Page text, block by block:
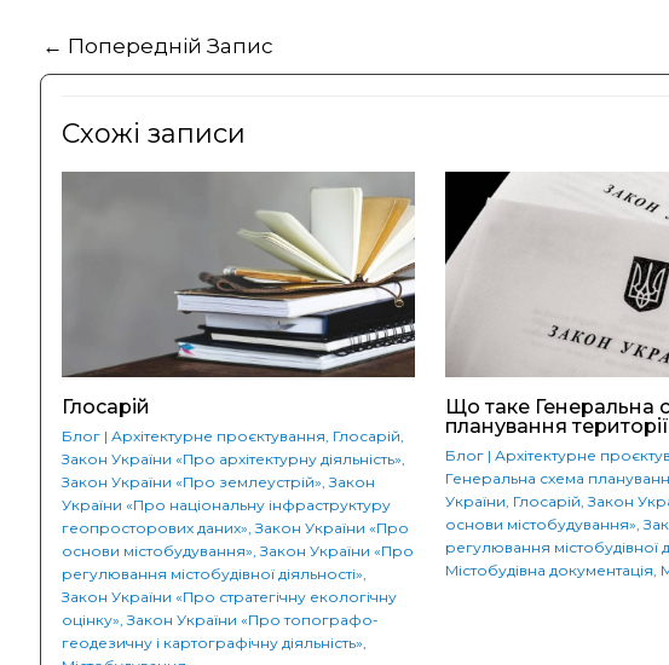
← Попередній Запис
Схожі записи
Глосарій
Блог | Архітектурне проєктування, Глосарій,
Закон України «Про архітектурну діяльність»,
Закон України «Про землеустрій»,Закон
України «Про національну інфраструктуру
геопросторових даних»,Закон України «Про
основи містобудування»,Закон України «Про
регулювання містобудівної діяльності»,
Закон України «Про стратегічну екологічну
оцінку»,Закон України «Про топографо-
геодезичну і картографічну діяльність»,
Що таке Генеральна
планування
Блог| Архітектурне
Генеральна схема
України, Глосарій,Закон
основи містобудування»,
регулювання містобудівної
Містобудівна документація,